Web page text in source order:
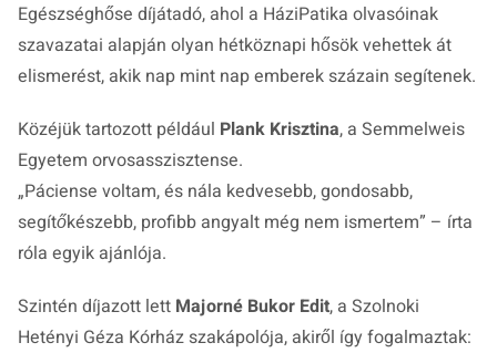
Egészséghőse díjátadó, ahol a HáziPatika olvasóinak
szavazatai alapján olyan hétköznapi hősök vehettek át
elismerést, akik nap mint nap emberek százain segítenek.
Közéjük tartozott például Plank Krisztina, a Semmelweis
Egyetem orvosasszisztense.
„Páciense voltam, és nála kedvesebb, gondosabb,
segítőkészebb, profibb angyalt még nem ismertem” – írta
róla egyik ajánlója.
Szintén díjazott lett Majorné Bukor Edit, a Szolnoki
Hetényi Géza Kórház szakápolója, akiről így fogalmaztak: